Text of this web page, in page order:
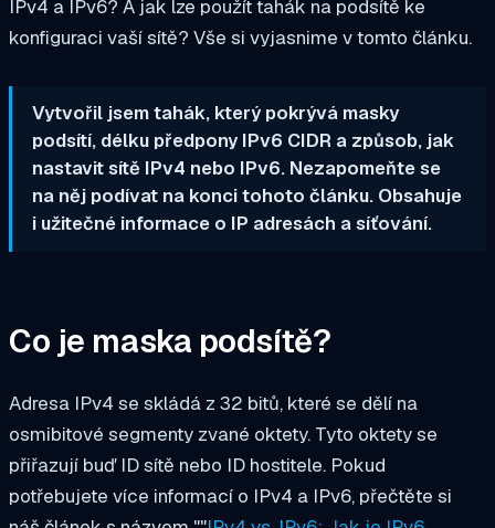
IPv4 a IPv6? A jak lze použít tahák na podsítě ke
konfiguraci vaší sítě? Vše si vyjasnime v tomto článku.
Vytvořil jsem tahák, který pokrývá masky
podsítí, délku předpony IPv6 CIDR a způsob, jak
nastavit sítě IPv4 nebo IPv6. Nezapomeňte se
na něj podívat na konci tohoto článku. Obsahuje
i užitečné informace o IP adresách a síťování.
Co je maska podsítě?
Adresa IPv4 se skládá z 32 bitů, které se dělí na
osmibitové segmenty zvané oktety. Tyto oktety se
přiřazují buď ID sítě nebo ID hostitele. Pokud
potřebujete více informací o IPv4 a IPv6, přečtěte si